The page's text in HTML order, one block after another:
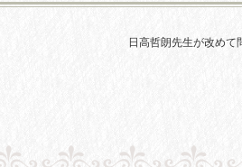
日高哲朗先生が改めて